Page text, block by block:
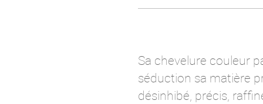
Sa chevelure couleur
séduction sa matière
désinhibé, précis,